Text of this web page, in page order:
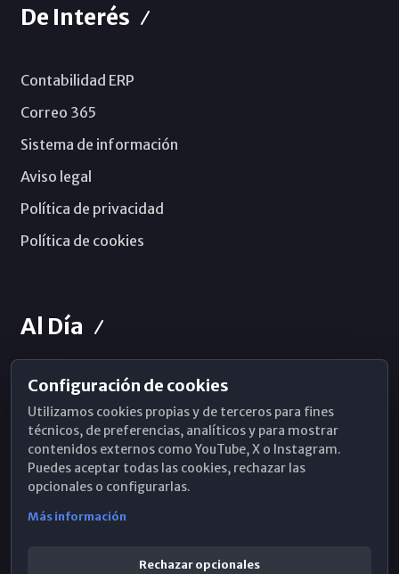
De Interés
Contabilidad ERP
Correo 365
Sistema de información
Aviso legal
Política de privacidad
Política de cookies
Al Día
Horarios de Misa
Hemeroteca
WhatsApp
Configuración de cookies
Utilizamos cookies propias y de terceros para fines
técnicos, de preferencias, analíticos y para mostrar
contenidos externos como YouTube, X o Instagram.
Puedes aceptar todas las cookies, rechazar las
opcionales o configurarlas.
Más información
Rechazar opcionales